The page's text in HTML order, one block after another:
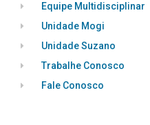
Equipe Multidisciplinar
Unidade Mogi
Unidade Suzano
Trabalhe Conosco
Fale Conosco